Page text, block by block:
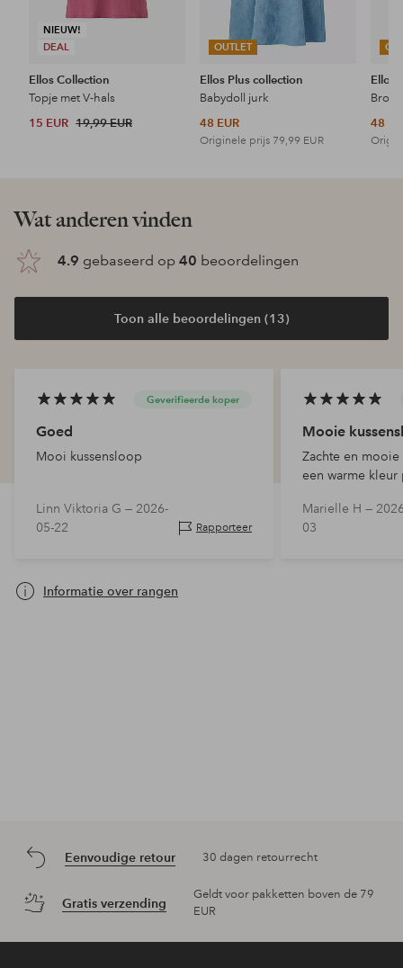
NIEUW!
DEAL
Ellos Collection
Topje met V-hals
15 EUR 19,99 EUR
OUTLET
Ellos Plus collection
Babydoll jurk
48 EUR
Originele prijs 79,99 EUR
Ellos
48
Wat anderen vinden
4.9 gebaseerd op 40 beoordelingen
Toon alle beoordelingen (13)
Geverifieerde koper
Goed
Mooi kussensloop
Linn Viktoria G — 2026-
05-22
Rapporteer
Mooie
Zachte en
een warme
kussenslopen
maat.
Marielle H —
03
Informatie over rangen
Eenvoudige retour 30 dagen retourrecht
Gratis verzending
Geldt voor pakketten boven de 79
EUR